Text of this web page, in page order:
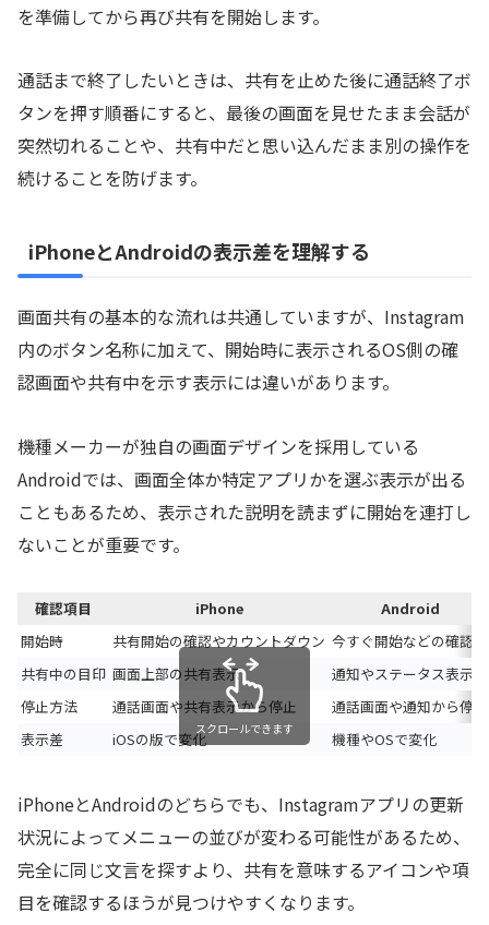
を準備してから再び共有を開始します。
通話まで終了したいときは、共有を止めた後に通話終了ボ
タンを押す順番にすると、最後の画面を見せたまま会話が
突然切れることや、共有中だと思い込んだまま別の操作を
続けることを防げます。
iPhoneとAndroidの表示差を理解する
画面共有の基本的な流れは共通していますが、Instagram
内のボタン名称に加えて、開始時に表示されるOS側の確
認画面や共有中を示す表示には違いがあります。
機種メーカーが独自の画面デザインを採用している
Androidでは、画面全体か特定アプリかを選ぶ表示が出る
こともあるため、表示された説明を読まずに開始を連打し
ないことが重要です。
確認項目 iPhone
Android
開始時
共有開始の確認やカウントダウン 今すぐ開始などの確認
共有中の目印 画面上部の共有表示
通知やステータス表示
停止方法
通話画面や共有表示から停止
通話画面や通知から停止
表示差
iOSの版で変化 機種やOSで変化
スクロールできます
iPhoneとAndroidのどちらでも、Instagramアプリの更新
状況によってメニューの並びが変わる可能性があるため、
完全に同じ文言を探すより、共有を意味するアイコンや項
目を確認するほうが見つけやすくなります。